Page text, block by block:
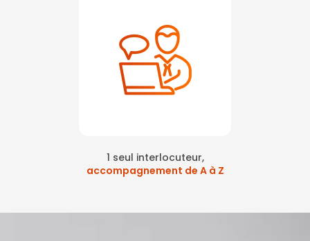
1 seul interlocuteur,
accompagnement de A à Z